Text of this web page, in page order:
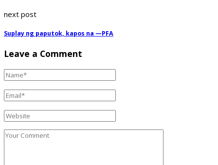
next post
Suplay ng paputok, kapos na —PFA
Leave a Comment